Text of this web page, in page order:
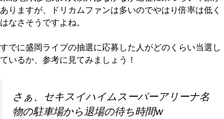
ありますが、ドリカムファンは多いのでやはり倍率は低く
はなさそうですよね。
すでに盛岡ライブの抽選に応募した人がどのくらい当選し
ているか、参考に見てみましょう！
さぁ、セキスイハイムスーパーアリーナ名
物の駐車場から退場の待ち時間w